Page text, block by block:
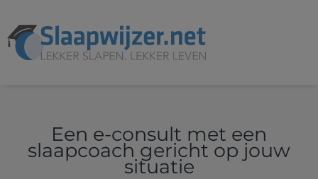
Een e-consult met een
slaapcoach gericht op jouw
situatie